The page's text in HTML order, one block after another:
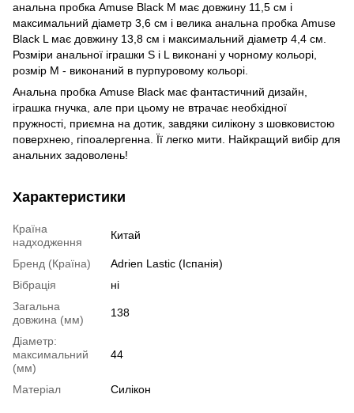
анальна пробка Amuse Black M має довжину 11,5 см і
максимальний діаметр 3,6 см і велика анальна пробка Amuse
Black L має довжину 13,8 см і максимальний діаметр 4,4 см.
Розміри анальної іграшки S і L виконані у чорному кольорі,
розмір M - виконаний в пурпуровому кольорі.
Анальна пробка Amuse Black має фантастичний дизайн,
іграшка гнучка, але при цьому не втрачає необхідної
пружності, приємна на дотик, завдяки силікону з шовковистою
поверхнею, гіпоалергенна. Її легко мити. Найкращий вибір для
анальних задоволень!
Характеристики
Країна
надходження
Китай
Бренд (Країна)
Adrien Lastic (Іспанія)
Вібрація
ні
Загальна
довжина (мм)
138
Діаметр:
максимальний
(мм)
44
Матеріал Силікон